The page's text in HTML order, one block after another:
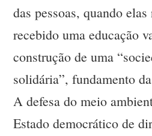
das pessoas, quando
recebido uma educação
construção de uma
solidária”, fundamento
A defesa do meio
Estado democrático de